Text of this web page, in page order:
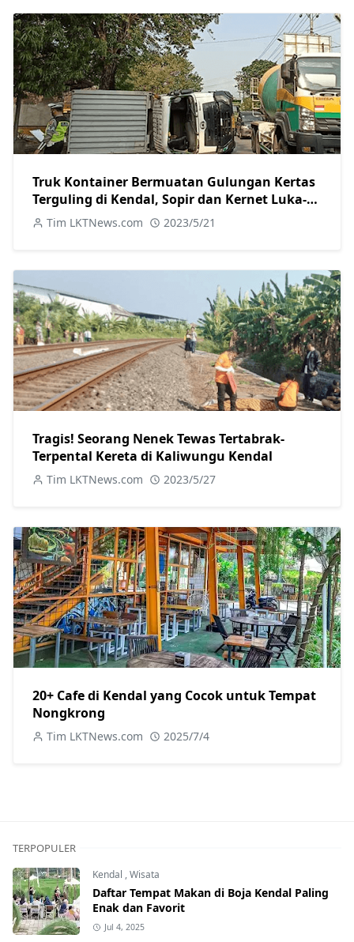
Truk Kontainer Bermuatan Gulungan Kertas
Terguling di Kendal, Sopir dan Kernet Luka-
Luka
Tim LKTNews.com 2023/5/21
Tragis! Seorang Nenek Tewas Tertabrak-
Terpental Kereta di Kaliwungu Kendal
Tim LKTNews.com 2023/5/27
20+ Cafe di Kendal yang Cocok untuk Tempat
Nongkrong
Tim LKTNews.com 2025/7/4
TERPOPULER
Kendal ,Wisata
Daftar Tempat Makan di Boja Kendal Paling
Enak dan Favorit
Jul 4, 2025